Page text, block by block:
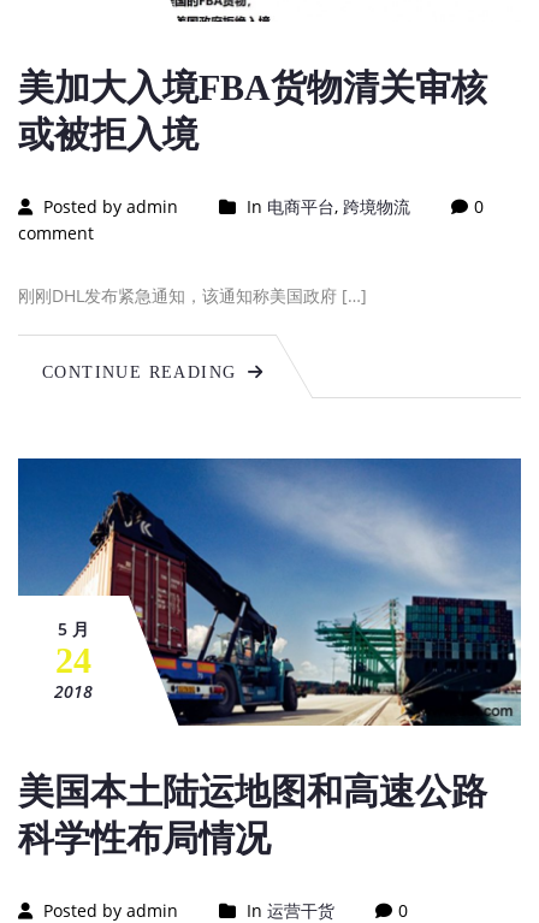
美加大入境FBA货物清关审核
或被拒入境
Posted by admin In 电商平台, 跨境物流
0
comment
刚刚DHL发布紧急通知，该通知称美国政府 […]
CONTINUE READING
5 月
24
2018
美国本土陆运地图和高速公路
科学性布局情况
Posted by admin In 运营干货
0